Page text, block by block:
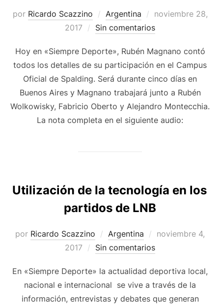
por Ricardo Scazzino Argentina
Publicado
el
noviembre 28,
2017
Sin comentarios
Hoy en «Siempre Deporte», Rubén Magnano contó
todos los detalles de su participación en el Campus
Oficial de Spalding. Será durante cinco días en
Buenos Aires y Magnano trabajará junto a Rubén
Wolkowisky, Fabricio Oberto y Alejandro Montecchia.
La nota completa en el siguiente audio:
Utilización de la tecnología en los
partidos de LNB
por Ricardo Scazzino Argentina
Publicado
noviembre 4,
2017
Sin comentarios
En «Siempre Deporte» la actualidad deportiva local,
nacional e internacional se vive a través de la
información, entrevistas y debates que generan